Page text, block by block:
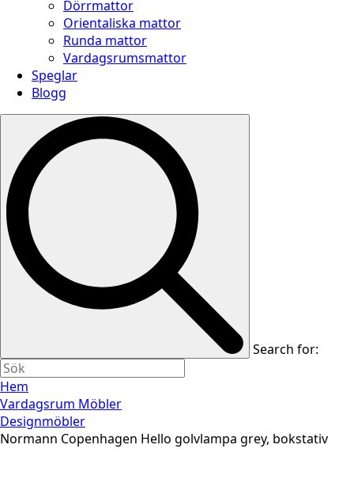
Dörrmattor
Orientaliska mattor
Runda mattor
Vardagsrumsmattor
Speglar
Blogg
Search for:
Hem
Vardagsrum Möbler
Designmöbler
Normann Copenhagen Hello golvlampa grey, bokstativ